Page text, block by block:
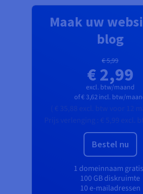
Maak uw
blog
€ 5,99
€ 2,99
excl. btw/maand
of€ 3,62incl. btw/
Bestel nu
1 domeinnaam
100 GB diskruimte
10 e-mailadressen